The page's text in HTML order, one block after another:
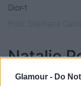
Glamour - Do
Dior-t
Natalie
és